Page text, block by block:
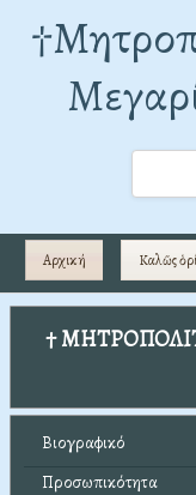
Αρχική Καλῶς
†
Βιογραφικό
Προσωπικότητα